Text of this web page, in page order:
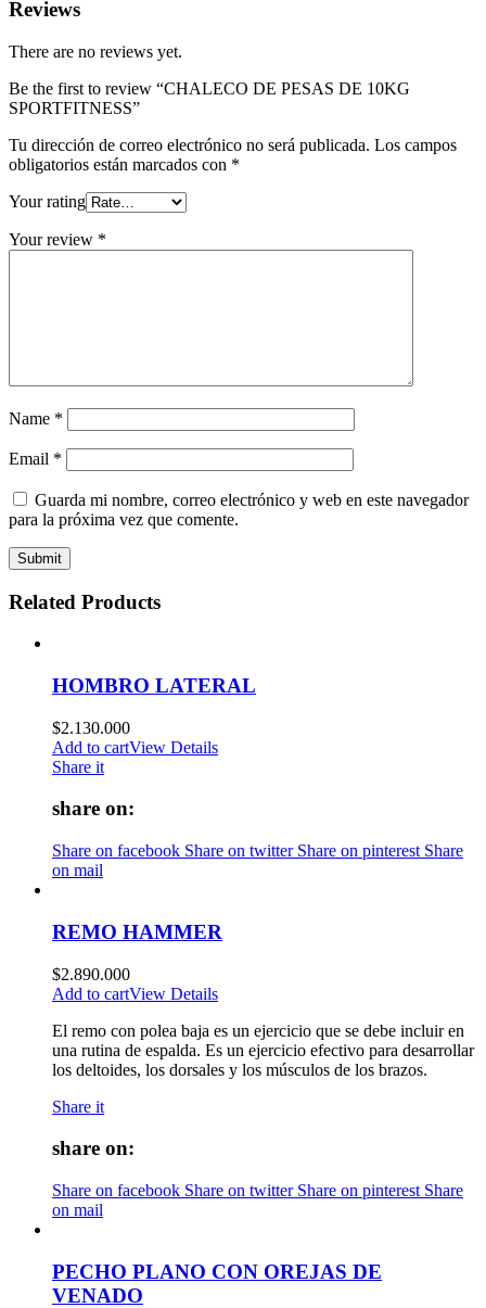
Reviews
There are no reviews yet.
Be the first to review “CHALECO DE PESAS DE 10KG
SPORTFITNESS”
Tu dirección de correo electrónico no será publicada. Los campos
obligatorios están marcados con *
Your rating
Your review *
Name *
Email *
Guarda mi nombre, correo electrónico y web en este navegador
para la próxima vez que comente.
Related Products
HOMBRO LATERAL
$2.130.000
Add to cartView Details
Share it
share on:
Share on facebook Share on twitter Share on pinterest Share
on mail
REMO HAMMER
$2.890.000
Add to cartView Details
El remo con polea baja es un ejercicio que se debe incluir en
una rutina de espalda. Es un ejercicio efectivo para desarrollar
los deltoides, los dorsales y los músculos de los brazos.
Share it
share on:
Share on facebook Share on twitter Share on pinterest Share
on mail
PECHO PLANO CON OREJAS DE
VENADO